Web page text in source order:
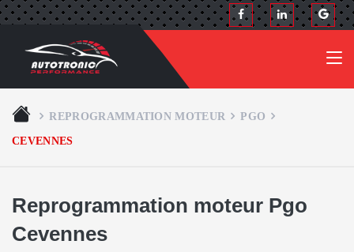
REPROGRAMMATION MOTEUR
PGO
CEVENNES
Reprogrammation moteur Pgo
Cevennes